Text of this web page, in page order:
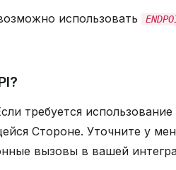
использовать
требуется
Стороне. Уточните у
вызовы в вашей